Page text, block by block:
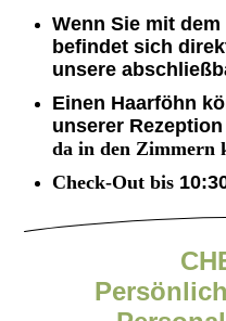
Wenn Sie mit
befindet sich
unsere
Einen Haarföhn
unserer
da in den Zimmern
Check-Out bis